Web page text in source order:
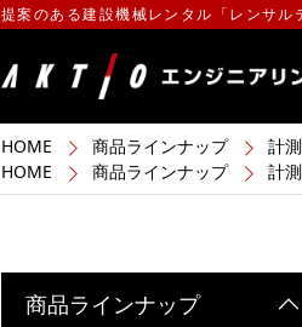
提案のある建設機械レンタル「レンサ
HOME 商品ラインナップ 計
HOME
商品ラインナップ 計
商品ラインナップ